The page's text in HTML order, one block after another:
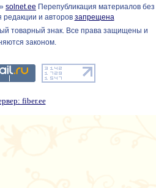
solnet.ee Перепубликация материалов без
редакции и авторов запрещена
товарный знак. Все права защищены и
законом.
fiber.ee